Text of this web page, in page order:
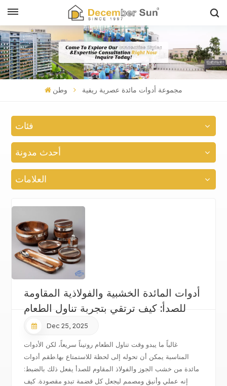
وطن مجموعة أدوات مائدة عصرية ريفية
فئات
أحدث مدونة
العلامات
أدوات المائدة الخشبية والفولاذية المقاومة
للصدأ: كيف ترتقي بتجربة تناول الطعام
Dec 25, 2025
غالباً ما يبدو وقت تناول الطعام روتيناً سريعاً، لكن الأدوات
المناسبة يمكن أن تحوله إلى لحظة للاستمتاع بها.طقم أدوات
مائدة من خشب الجوز والفولاذ المقاوم للصدأ يفعل ذلك بالضبط:
إنه عملي وأنيق ومصمم ليجعل كل قضمة تبدو مقصودة. كيف